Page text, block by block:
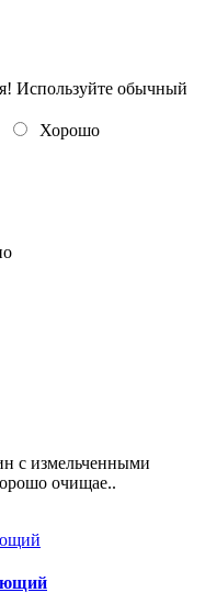
Используйте обычный
Хорошо
с измельченными
очищае..